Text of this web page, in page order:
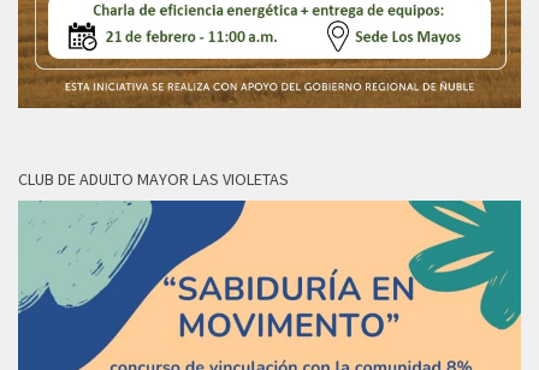
CLUB DE ADULTO MAYOR LAS VIOLETAS